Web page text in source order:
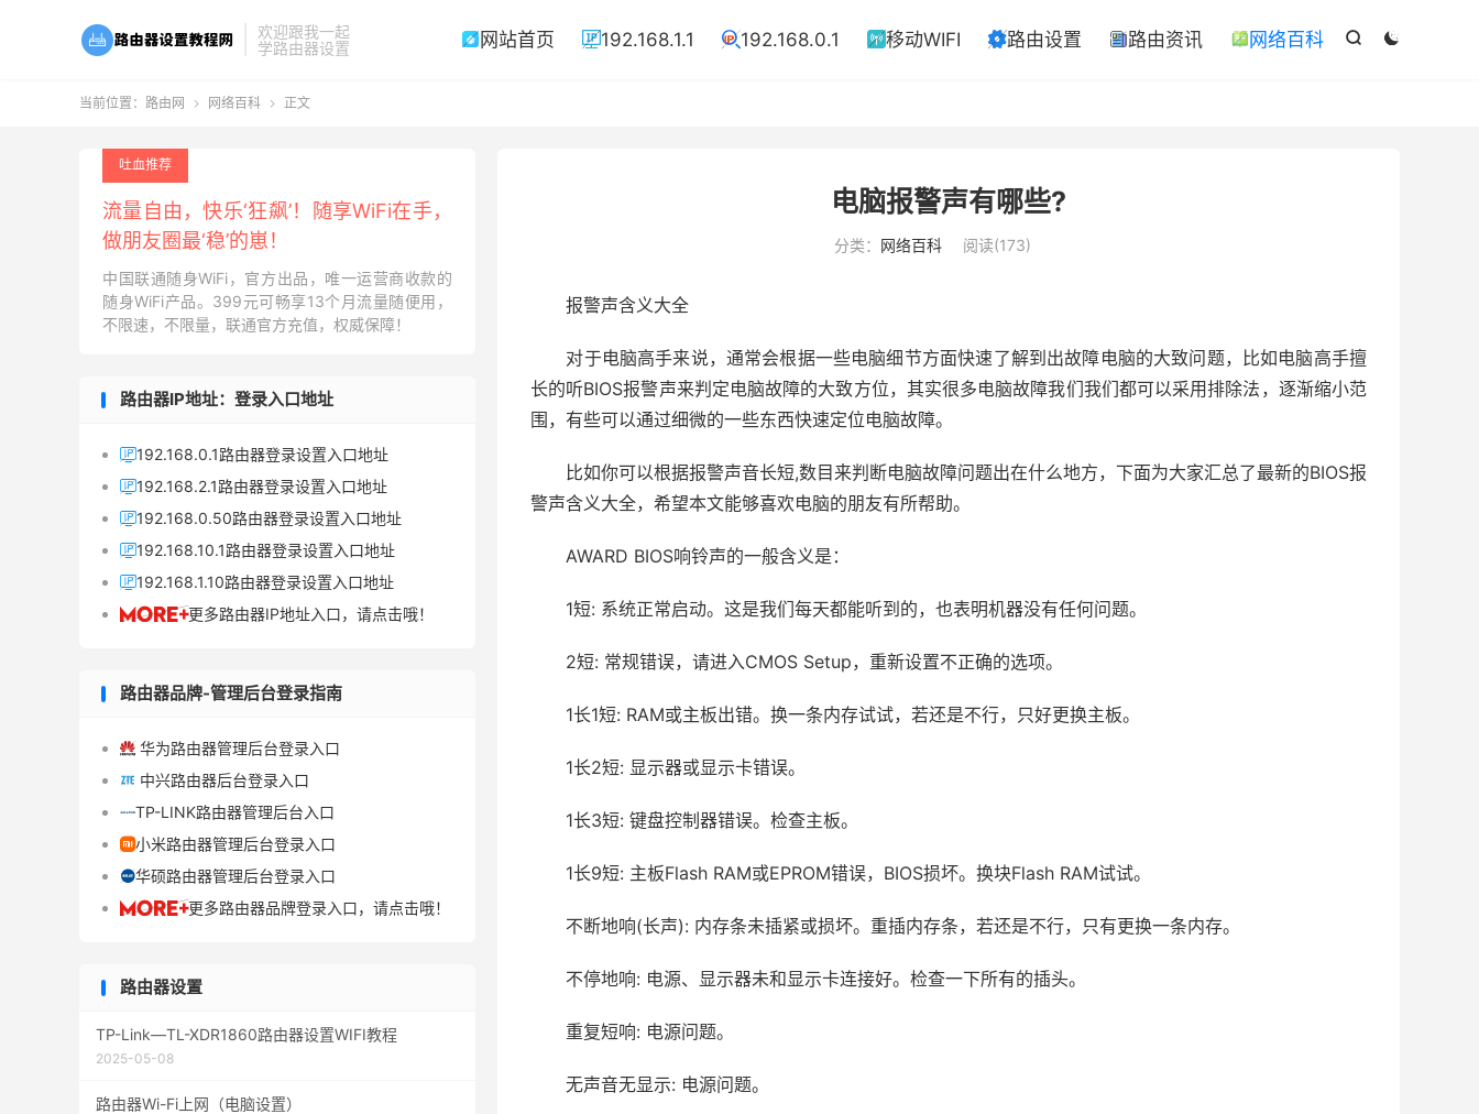
欢迎跟我一起
学路由器设置


 网站首页 192.168.1.1 192.168.0.1 移动WIFI 路由设置 ￋ路由资讯  网络百科
当前位置： 路由网  网络百科  正文
电脑报警声有哪些?
分类： 网络百科 阅读(173)
报警声含义大全
对于电脑高手来说，通常会根据一些电脑细节方面快速了解到出故障电脑的大致问题，比如电脑高手擅
长的听BIOS报警声来判定电脑故障的大致方位，其实很多电脑故障我们我们都可以采用排除法，逐渐缩小范
围，有些可以通过细微的一些东西快速定位电脑故障。
比如你可以根据报警声音长短,数目来判断电脑故障问题出在什么地方，下面为大家汇总了最新的BIOS报
警声含义大全，希望本文能够喜欢电脑的朋友有所帮助。
AWARD BIOS响铃声的一般含义是：
1短: 系统正常启动。这是我们每天都能听到的，也表明机器没有任何问题。
2短: 常规错误，请进入CMOS Setup，重新设置不正确的选项。
1长1短: RAM或主板出错。换一条内存试试，若还是不行，只好更换主板。
1长2短: 显示器或显示卡错误。
1长3短: 键盘控制器错误。检查主板。
1长9短: 主板Flash RAM或EPROM错误，BIOS损坏。换块Flash RAM试试。
不断地响(长声): 内存条未插紧或损坏。重插内存条，若还是不行，只有更换一条内存。
不停地响: 电源、显示器未和显示卡连接好。检查一下所有的插头。
重复短响: 电源问题。
无声音无显示: 电源问题。
吐血推荐
流量自由，快乐‘狂飙’！随享WiFi在手，
做朋友圈最‘稳’的崽！
中国联通随身WiFi，官方出品，唯一运营商收款的
随身WiFi产品。399元可畅享13个月流量随便用，
不限速，不限量，联通官方充值，权威保障！
路由器IP地址：登录入口地址
192.168.0.1路由器登录设置入口地址
192.168.2.1路由器登录设置入口地址
192.168.0.50路由器登录设置入口地址
192.168.10.1路由器登录设置入口地址
192.168.1.10路由器登录设置入口地址
更多路由器IP地址入口，请点击哦！
路由器品牌-管理后台登录指南
 华为路由器管理后台登录入口
 中兴路由器后台登录入口
TP-LINK路由器管理后台入口
小米路由器管理后台登录入口
华硕路由器管理后台登录入口
更多路由器品牌登录入口，请点击哦！
路由器设置
TP-Link—TL-XDR1860路由器设置WIFI教程
2025-05-08
路由器Wi-Fi上网（电脑设置）